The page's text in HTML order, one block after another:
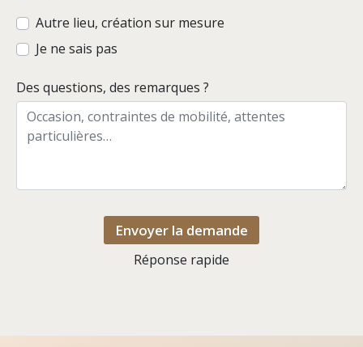
Autre lieu, création sur mesure
Je ne sais pas
Des questions, des remarques ?
Envoyer la demande
Réponse rapide